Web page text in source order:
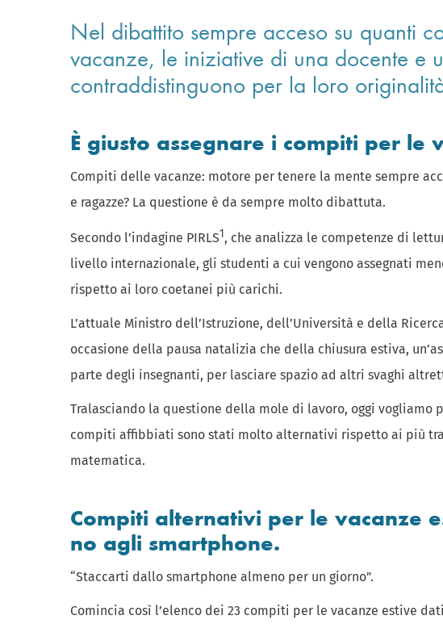
Nel dibattito sempre acceso su quanti
vacanze, le iniziative di una docente e
contraddistinguono per la loro
È giusto assegnare i compiti per le
Compiti delle vacanze: motore per tenere la mente sempre
e ragazze? La questione è da sempre molto dibattuta.
Secondo l’indagine PIRLS1, che analizza le competenze di
livello internazionale, gli studenti a cui vengono assegnati
rispetto ai loro coetanei più carichi.
L’attuale Ministro dell’Istruzione, dell’Università e della
occasione della pausa natalizia che della chiusura estiva,
parte degli insegnanti, per lasciare spazio ad altri svaghi
Tralasciando la questione della mole di lavoro, oggi vogliamo
compiti affibbiati sono stati molto alternativi rispetto ai più
matematica.
Compiti alternativi per le vacanze
no agli smartphone.
“Staccarti dallo smartphone almeno per un giorno”.
Comincia così l’elenco dei 23 compiti per le vacanze estive